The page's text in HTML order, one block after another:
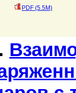
PDF (5.5M)